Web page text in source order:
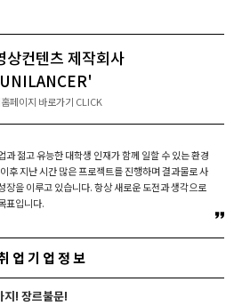
상컨텐츠 제작회사
페이지 바로가기 CLICK
젊고 유능한 대학생 인재가 함께 일할 수 있는 환경
후 지난 시간 많은 프로젝트를 진행하며 결과물로 사
장을 이루고 있습니다. 항상 새로운 도전과 생각으로
표입니다.
업기업정보
! 장르불문!